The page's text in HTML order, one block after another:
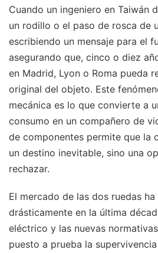
Cuando un ingeniero en Taiwán
un rodillo o el paso de rosca de
escribiendo un mensaje para el
asegurando que, cinco o diez
en Madrid, Lyon o Roma pueda
original del objeto. Este
mecánica es lo que convierte a
consumo en un compañero de
de componentes permite que la
un destino inevitable, sino una
rechazar.
El mercado de las dos ruedas
drásticamente en la última
eléctrico y las nuevas
puesto a prueba la